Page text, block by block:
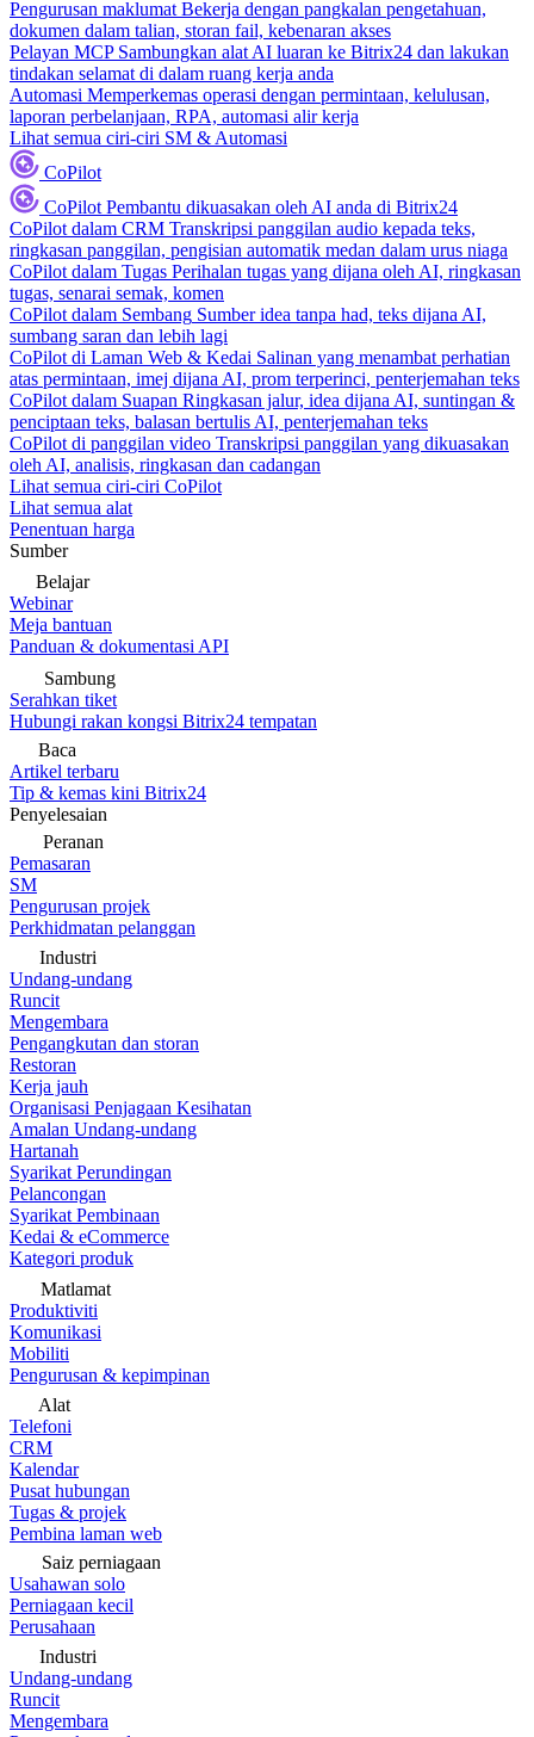
Pengurusan maklumat Bekerja dengan pangkalan pengetahuan,
dokumen dalam talian, storan fail, kebenaran akses
Pelayan MCP Sambungkan alat AI luaran ke Bitrix24 dan lakukan
tindakan selamat di dalam ruang kerja anda
Automasi Memperkemas operasi dengan permintaan, kelulusan,
laporan perbelanjaan, RPA, automasi alir kerja
Lihat semua ciri-ciri SM & Automasi
CoPilot
CoPilot Pembantu dikuasakan oleh AI anda di Bitrix24
CoPilot dalam CRM Transkripsi panggilan audio kepada teks,
ringkasan panggilan, pengisian automatik medan dalam urus niaga
CoPilot dalam Tugas Perihalan tugas yang dijana oleh AI, ringkasan
tugas, senarai semak, komen
CoPilot dalam Sembang Sumber idea tanpa had, teks dijana AI,
sumbang saran dan lebih lagi
CoPilot di Laman Web & Kedai Salinan yang menambat perhatian
atas permintaan, imej dijana AI, prom terperinci, penterjemahan teks
CoPilot dalam Suapan Ringkasan jalur, idea dijana AI, suntingan &
penciptaan teks, balasan bertulis AI, penterjemahan teks
CoPilot di panggilan video Transkripsi panggilan yang dikuasakan
oleh AI, analisis, ringkasan dan cadangan
Lihat semua ciri-ciri CoPilot
Lihat semua alat
Penentuan harga
Sumber
Belajar
Webinar
Meja bantuan
Panduan & dokumentasi API
Sambung
Serahkan tiket
Hubungi rakan kongsi Bitrix24 tempatan
Baca
Artikel terbaru
Tip & kemas kini Bitrix24
Penyelesaian
Peranan
Pemasaran
SM
Pengurusan projek
Perkhidmatan pelanggan
Industri
Undang-undang
Runcit
Mengembara
Pengangkutan dan storan
Restoran
Kerja jauh
Organisasi Penjagaan Kesihatan
Amalan Undang-undang
Hartanah
Syarikat Perundingan
Pelancongan
Syarikat Pembinaan
Kedai & eCommerce
Kategori produk
Matlamat
Produktiviti
Komunikasi
Mobiliti
Pengurusan & kepimpinan
Alat
Telefoni
CRM
Kalendar
Pusat hubungan
Tugas & projek
Pembina laman web
Saiz perniagaan
Usahawan solo
Perniagaan kecil
Perusahaan
Industri
Undang-undang
Runcit
Mengembara